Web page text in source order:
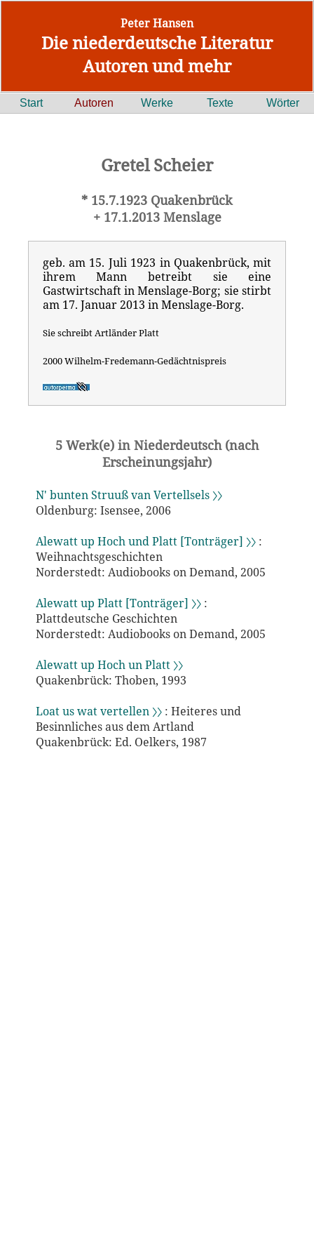
Peter Hansen
Die niederdeutsche Literatur
Autoren und mehr
Start Autoren Werke Texte Wörter
Gretel Scheier
* 15.7.1923 Quakenbrück
+ 17.1.2013 Menslage
geb. am 15. Juli 1923 in Quakenbrück, mit
ihrem Mann betreibt sie eine
Gastwirtschaft in Menslage-Borg; sie stirbt
am 17. Januar 2013 in Menslage-Borg.
Sie schreibt Artländer Platt
2000 Wilhelm-Fredemann-Gedächtnispreis
5 Werk(e) in Niederdeutsch (nach
Erscheinungsjahr)
N' bunten Struuß van Vertellsels 〉〉
Oldenburg: Isensee, 2006
Alewatt up Hoch und Platt [Tonträger] 〉〉:
Weihnachtsgeschichten
Norderstedt: Audiobooks on Demand, 2005
Alewatt up Platt [Tonträger] 〉〉:
Plattdeutsche Geschichten
Norderstedt: Audiobooks on Demand, 2005
Alewatt up Hoch un Platt 〉〉
Quakenbrück: Thoben, 1993
Loat us wat vertellen 〉〉: Heiteres und
Besinnliches aus dem Artland
Quakenbrück: Ed. Oelkers, 1987